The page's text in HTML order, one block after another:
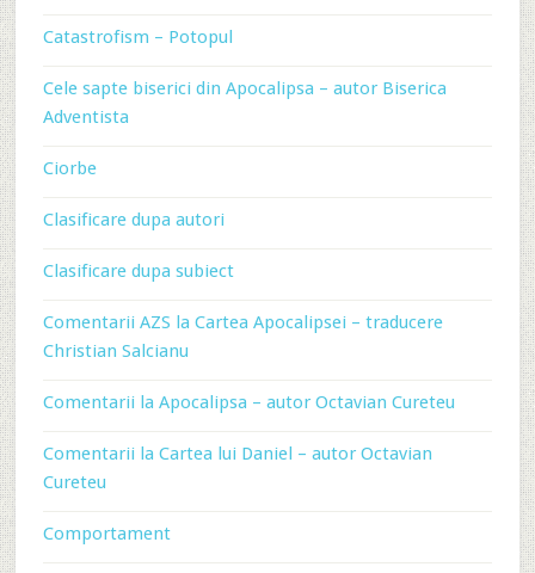
Catastrofism – Potopul
Cele sapte biserici din Apocalipsa – autor Biserica
Adventista
Ciorbe
Clasificare dupa autori
Clasificare dupa subiect
Comentarii AZS la Cartea Apocalipsei – traducere
Christian Salcianu
Comentarii la Apocalipsa – autor Octavian Cureteu
Comentarii la Cartea lui Daniel – autor Octavian
Cureteu
Comportament